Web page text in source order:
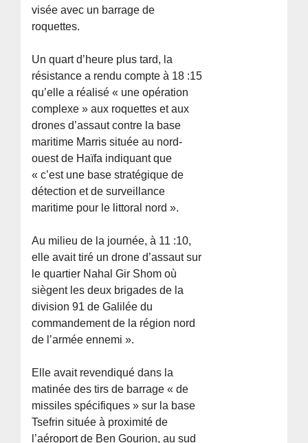
visée avec un barrage de
roquettes.
Un quart d’heure plus tard, la
résistance a rendu compte à 18 :15
qu’elle a réalisé « une opération
complexe » aux roquettes et aux
drones d’assaut contre la base
maritime Marris située au nord-
ouest de Haïfa indiquant que
« c’est une base stratégique de
détection et de surveillance
maritime pour le littoral nord ».
Au milieu de la journée, à 11 :10,
elle avait tiré un drone d’assaut sur
le quartier Nahal Gir Shom où
siègent les deux brigades de la
division 91 de Galilée du
commandement de la région nord
de l’armée ennemi ».
Elle avait revendiqué dans la
matinée des tirs de barrage « de
missiles spécifiques » sur la base
Tsefrin située à proximité de
l’aéroport de Ben Gourion, au sud